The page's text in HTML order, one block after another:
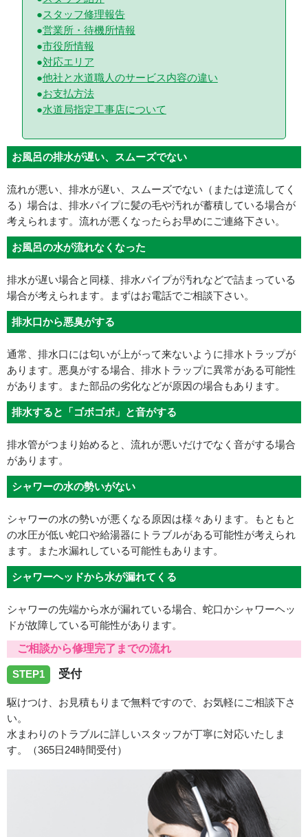
スタッフ修理報告
営業所・待機所情報
市役所情報
対応エリア
他社と水道職人のサービス内容の違い
お支払方法
水道局指定工事店について
お風呂の排水が遅い、スムーズでない
流れが悪い、排水が遅い、スムーズでない（または逆流してく
る）場合は、排水パイプに髪の毛や汚れが蓄積している場合が
考えられます。流れが悪くなったらお早めにご連絡下さい。
お風呂の水が流れなくなった
排水が遅い場合と同様、排水パイプが汚れなどで詰まっている
場合が考えられます。まずはお電話でご相談下さい。
排水口から悪臭がする
通常、排水口には匂いが上がって来ないように排水トラップが
あります。悪臭がする場合、排水トラップに異常がある可能性
があります。また部品の劣化などが原因の場合もあります。
排水すると「ゴボゴボ」と音がする
排水管がつまり始めると、流れが悪いだけでなく音がする場合
があります。
シャワーの水の勢いがない
シャワーの水の勢いが悪くなる原因は様々あります。もともと
の水圧が低い蛇口や給湯器にトラブルがある可能性が考えられ
ます。また水漏れしている可能性もあります。
シャワーヘッドから水が漏れてくる
シャワーの先端から水が漏れている場合、蛇口かシャワーヘッ
ドが故障している可能性があります。
ご相談から修理完了までの流れ
STEP1 受付
駆けつけ、お見積もりまで無料ですので、お気軽にご相談下さ
い。
水まわりのトラブルに詳しいスタッフが丁寧に対応いたしま
す。（365日24時間受付）